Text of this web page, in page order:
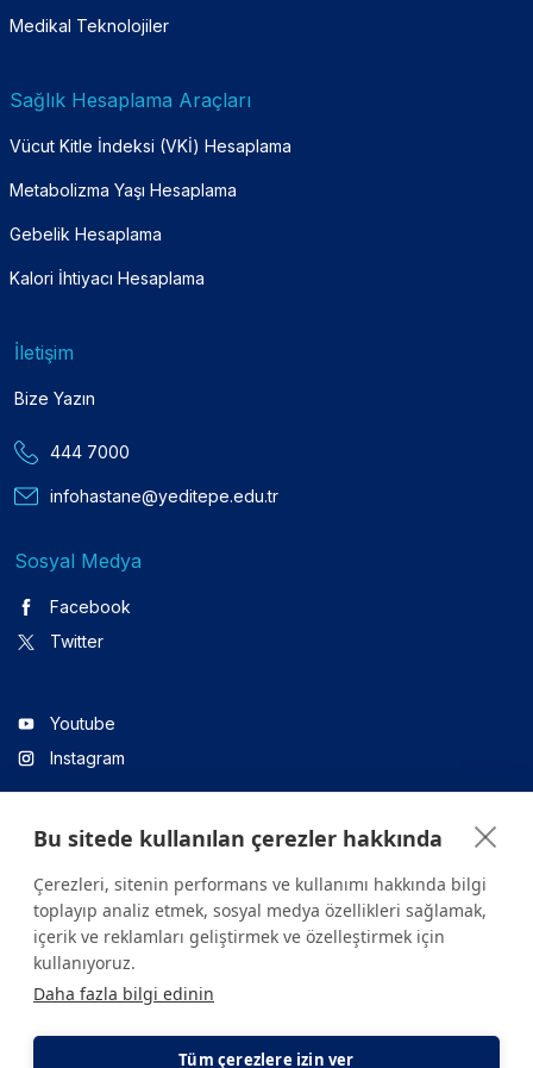
Medikal Teknolojiler
Sağlık Hesaplama Araçları
Vücut Kitle İndeksi (VKİ) Hesaplama
Metabolizma Yaşı Hesaplama
Gebelik Hesaplama
Kalori İhtiyacı Hesaplama
İletişim
Bize Yazın
444 7000
infohastane@yeditepe.edu.tr
Sosyal Medya
Facebook
Twitter
Youtube
Instagram
Linkedin
Sitede yer alan tüm içerikler yalnızca bilgilendirme amaçlıdır.
Sağlığınızla ilgili sorularınız için mutlaka doktoruza ya da bir sağlık
kuruluşuna başvurunuz.
Bu sitede kullanılan çerezler hakkında
Çerezleri, sitenin performans ve kullanımı hakkında bilgi
toplayıp analiz etmek, sosyal medya özellikleri sağlamak,
içerik ve reklamları geliştirmek ve özelleştirmek için
kullanıyoruz.
Daha fazla bilgi edinin
Tüm çerezlere izin ver